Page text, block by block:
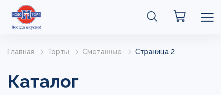
Главная Торты Сметанные Страница 2
Каталог